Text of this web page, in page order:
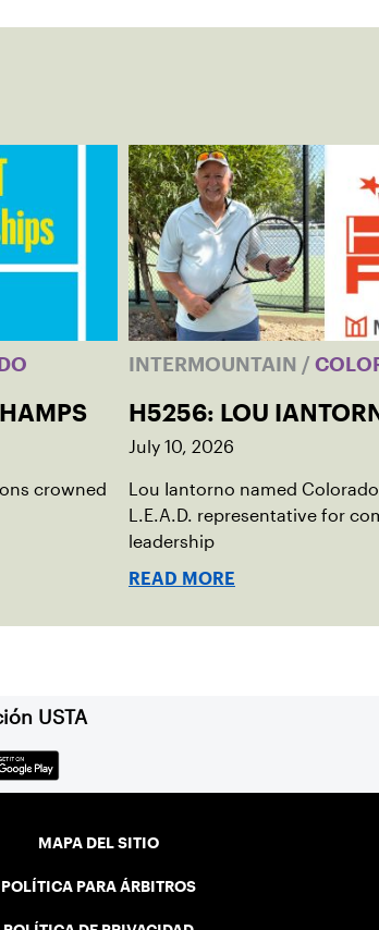
crowned
INTERMOUNTAIN /
H5256: LOU
July 10, 2026
Lou Iantorno named
L.E.A.D. representative for
leadership
READ MORE
USTA
MAPA DEL SITIO
POLÍTICA PARA ÁRBITROS